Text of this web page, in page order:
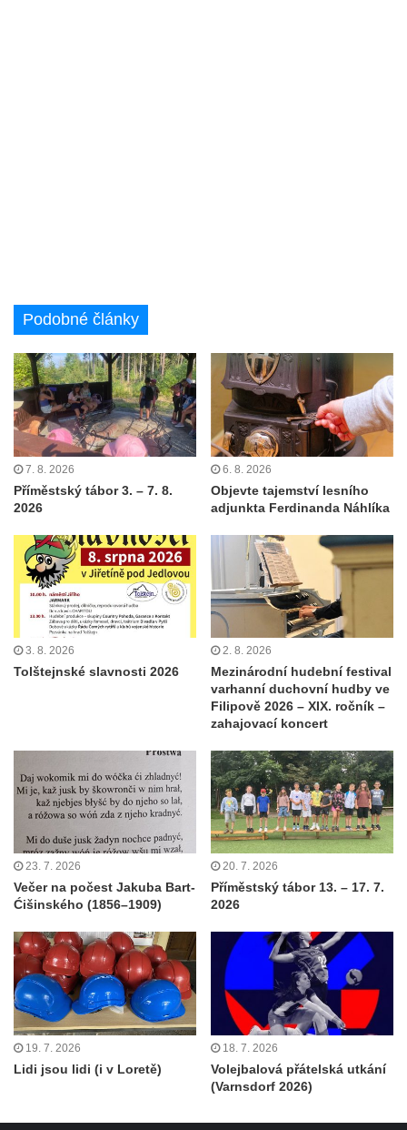
Podobné články
7. 8. 2026
Příměstský tábor 3. – 7. 8.
2026
6. 8. 2026
Objevte tajemství lesního
adjunkta Ferdinanda Náhlíka
3. 8. 2026
Tolštejnské slavnosti 2026
2. 8. 2026
Mezinárodní hudební festival
varhanní duchovní hudby ve
Filipově 2026 – XIX. ročník –
zahajovací koncert
23. 7. 2026
Večer na počest Jakuba Bart-
Ćišinského (1856–1909)
20. 7. 2026
Příměstský tábor 13. – 17. 7.
2026
19. 7. 2026
Lidi jsou lidi (i v Loretě)
18. 7. 2026
Volejbalová přátelská utkání
(Varnsdorf 2026)